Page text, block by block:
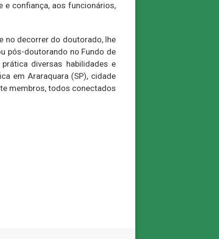
confiança, aos funcionários,
no decorrer do doutorado, lhe
pós-doutorando no Fundo de
diversas habilidades e
em Araraquara (SP), cidade
membros, todos conectados